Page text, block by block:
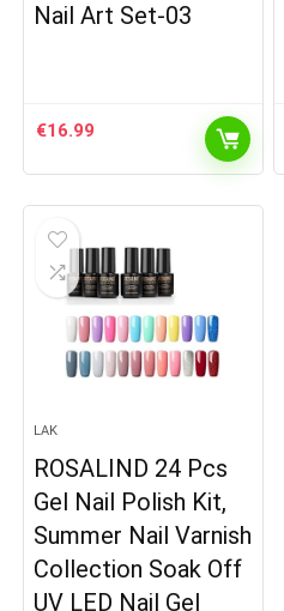
Nail Art Set-03
€16.99
LAK
ROSALIND 24 Pcs
Gel Nail Polish Kit,
Summer Nail Varnish
Collection Soak Off
UV LED Nail Gel